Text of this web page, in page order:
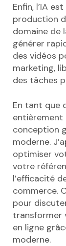
Enfin, l’IA
production
domaine de
générer
des vidéos
marketing,
des tâches
En tant que
entièrement
conception
moderne.
optimiser
votre
l’efficacité
commerce.
pour
transformer
en ligne
moderne.